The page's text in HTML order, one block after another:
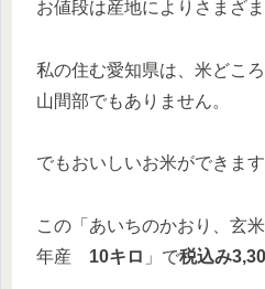
お値段は産地によりさまざま
私の住む愛知県は、米どこ
山間部でもありません。
でもおいしいお米ができます
この「あいちのかおり、玄
年産 10キロ 」で税込み